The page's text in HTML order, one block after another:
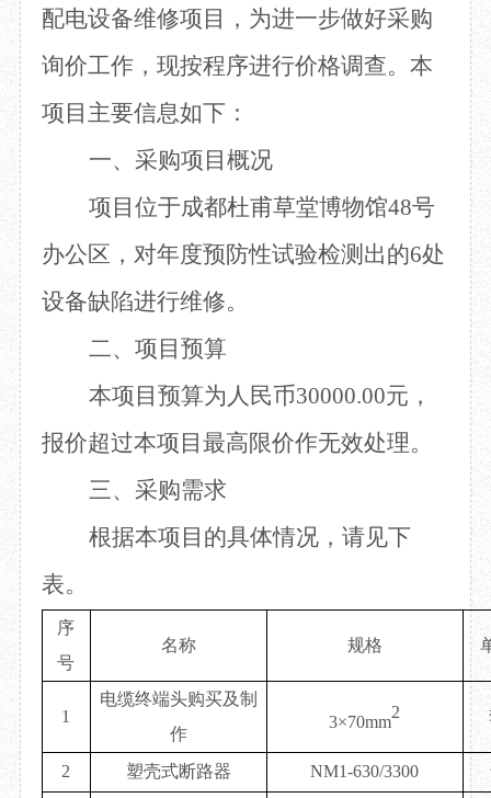
草堂影壁
大雅堂
配电设备维修项目，为进一步做好采购
询价工作，现按程序进行价格调查。本
项目主要信息如下：
一、 采购项目概况
项目位于成都杜甫草堂博物馆48号
办公区，对年度预防性试验检测出的6处
设备缺陷进行维修。
二、 项目预算
本项目预算为人民币30000.00元，
报价超过本项目最高限价作无效处理。
三、 采购需求
根据本项目的具体情况，请见下
表。
序
号
名称 规格
1
电缆终端头购买及制
作
3×70mm
2
2 塑壳式断路器 NM1-630/3300